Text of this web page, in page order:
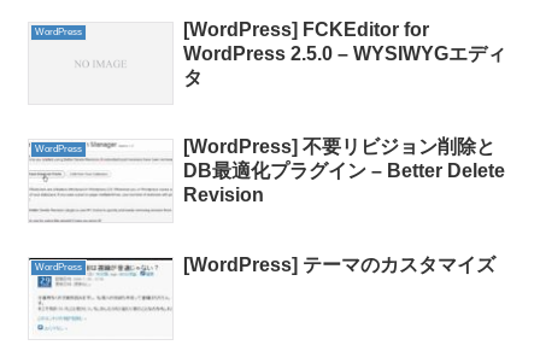
WordPress
[WordPress] FCKEditor for
WordPress 2.5.0 – WYSIWYGエディ
タ
WordPress
[WordPress] 不要リビジョン削除と
DB最適化プラグイン – Better Delete
Revision
WordPress [WordPress] テーマのカスタマイズ